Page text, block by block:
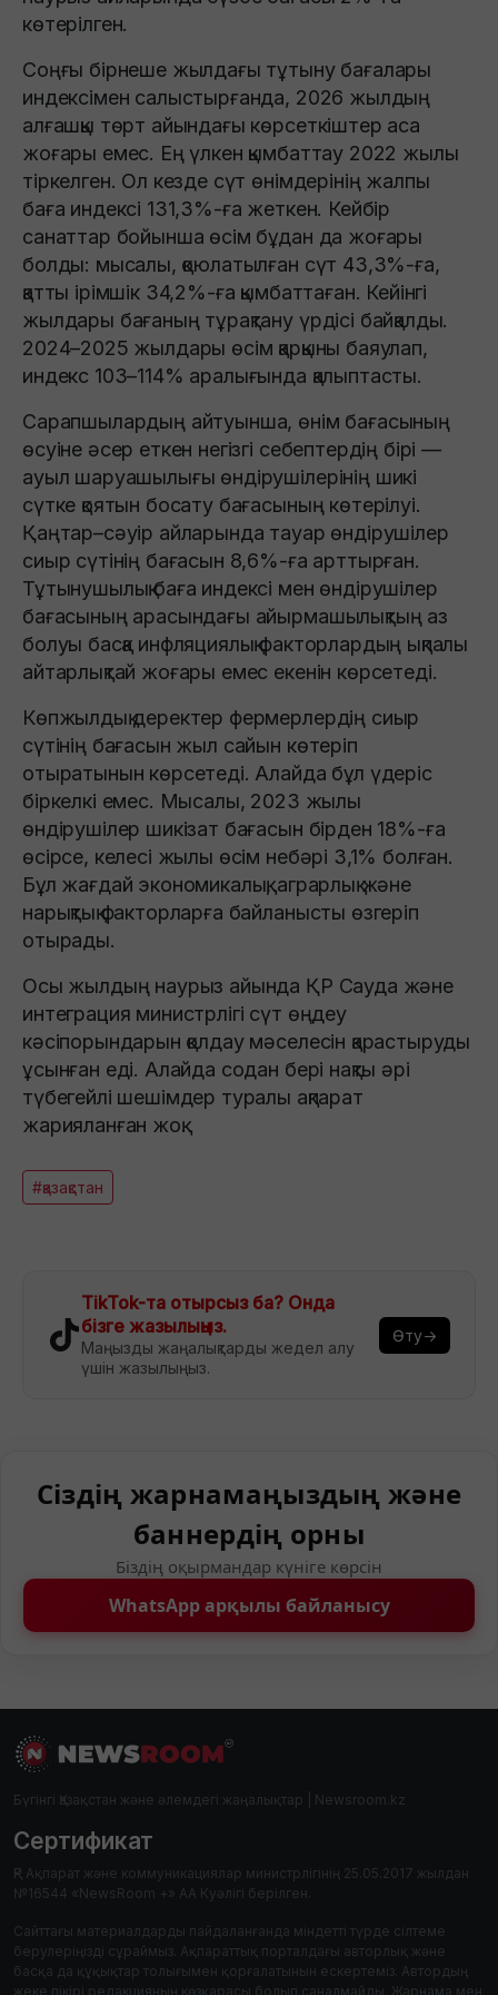
көтерілген.
Соңғы бірнеше жылдағы тұтыну бағалары
индексімен салыстырғанда, 2026 жылдың
алғашқы төрт айындағы көрсеткіштер аса
жоғары емес. Ең үлкен қымбаттау 2022 жылы
тіркелген. Ол кезде сүт өнімдерінің жалпы
баға индексі 131,3%-ға жеткен. Кейбір
санаттар бойынша өсім бұдан да жоғары
болды: мысалы, қоюлатылған сүт 43,3%-ға,
қатты ірімшік 34,2%-ға қымбаттаған. Кейінгі
жылдары бағаның тұрақтану үрдісі байқалды.
2024–2025 жылдары өсім қарқыны баяулап,
индекс 103–114% аралығында қалыптасты.
Сарапшылардың айтуынша, өнім бағасының
өсуіне әсер еткен негізгі себептердің бірі —
ауыл шаруашылығы өндірушілерінің шикі
сүтке қоятын босату бағасының көтерілуі.
Қаңтар–сәуір айларында тауар өндірушілер
сиыр сүтінің бағасын 8,6%-ға арттырған.
Тұтынушылық баға индексі мен өндірушілер
бағасының арасындағы айырмашылықтың аз
болуы басқа инфляциялық факторлардың ықпалы
айтарлықтай жоғары емес екенін көрсетеді.
Көпжылдық деректер фермерлердің сиыр
сүтінің бағасын жыл сайын көтеріп
отыратынын көрсетеді. Алайда бұл үдеріс
біркелкі емес. Мысалы, 2023 жылы
өндірушілер шикізат бағасын бірден 18%-ға
өсірсе, келесі жылы өсім небәрі 3,1% болған.
Бұл жағдай экономикалық, аграрлық және
нарықтық факторларға байланысты өзгеріп
отырады.
Осы жылдың наурыз айында ҚР Сауда және
интеграция министрлігі сүт өңдеу
кәсіпорындарын қолдау мәселесін қарастыруды
ұсынған еді. Алайда содан бері нақты әрі
түбегейлі шешімдер туралы ақпарат
жарияланған жоқ.
#қазақстан
TikTok-та отырсыз ба? Онда
бізге жазылыңыз.
Маңызды жаңалықтарды жедел алу
үшін жазылыңыз.
Өту→
Сіздің жарнамаңыздың және
баннердің орны
Біздің оқырмандар күніге көрсін
WhatsApp арқылы байланысу
Бүгінгі Қазақстан және әлемдегі жаңалықтар | Newsroom.kz
Сертификат
ҚР Ақпарат және коммуникациялар министрлігінің 25.05.2017 жылдан
№16544 «NewsRoom +» АА Куәлігі берілген.
Сайттағы материалдарды пайдаланғанда міндетті түрде сілтеме
берулеріңізді сұраймыз. Ақпараттық порталдағы авторлық және
басқа да құқықтар толығымен қорғалатынын ескертеміз. Автордың
жеке пікірі редакцияның көзқарасы болып саналмайды. Жарнама мен